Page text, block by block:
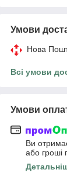
Умови
Нова
Всі умови
Умови
Ви
або гроші